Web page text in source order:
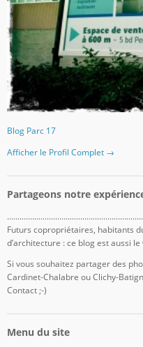
Blog Parc 17
Afficher le Profil Complet →
Partageons notre
Futurs copropriétaires, habitants
d’architecture : ce blog est aussi le
Si vous souhaitez partager des
Cardinet-Chalabre ou Clichy-
Contact ;-)
Menu du site